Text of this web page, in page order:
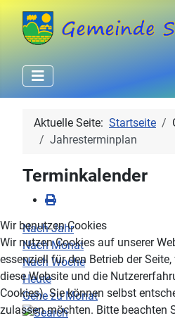
Aktuelle Seite: Startseite
Jahresterminplan
Terminkalender
Nach Jahr
Nach Monat
Nach Woche
Heute
Gehe zu Monat
Wir benutzen Cookies
Wir nutzen Cookies auf unserer
essenziell für den Betrieb der
diese Website und die
Cookies). Sie können selbst
zulassen möchten. Bitte beachten